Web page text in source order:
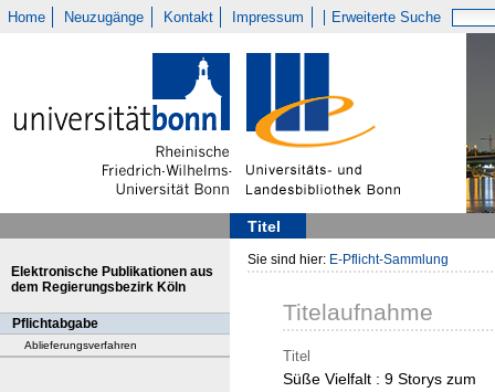
Home Neuzugänge Kontakt Impressum Erweiterte Suche
Titel
Elektronische Publikationen aus
dem Regierungsbezirk Köln
Pflichtabgabe
Ablieferungsverfahren
Sie sind hier: E-Pflicht-Sammlung
Titelaufnahme
Titel
Süße Vielfalt : 9 Storys zum